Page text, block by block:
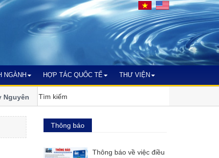
NGÀNH HỢP TÁC QUỐC TẾ THƯ VIỆN
bước vào nhiệm kỳ xanh và
đổi khí hậu
Thông báo
Thông báo về việc điều